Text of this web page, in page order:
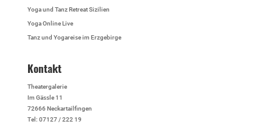
Yoga und Tanz Retreat Sizilien
Yoga Online Live
Tanz und Yogareise im Erzgebirge
Kontakt
Theatergalerie
Im Gässle 11
72666 Neckartailfingen
Tel: 07127 / 222 19